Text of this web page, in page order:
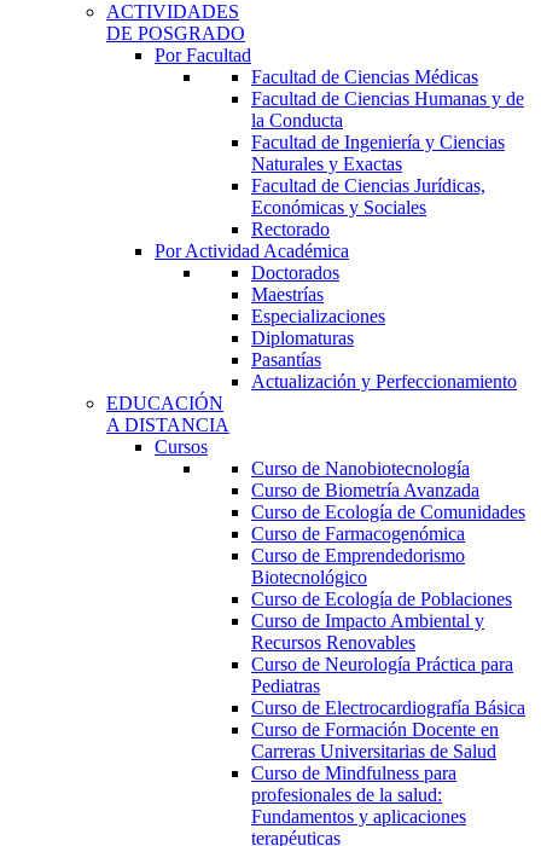
ACTIVIDADES
DE POSGRADO
Por Facultad
Facultad de Ciencias Médicas
Facultad de Ciencias Humanas y de
la Conducta
Facultad de Ingeniería y Ciencias
Naturales y Exactas
Facultad de Ciencias Jurídicas,
Económicas y Sociales
Rectorado
Por Actividad Académica
Doctorados
Maestrías
Especializaciones
Diplomaturas
Pasantías
Actualización y Perfeccionamiento
EDUCACIÓN
A DISTANCIA
Cursos
Curso de Nanobiotecnología
Curso de Biometría Avanzada
Curso de Ecología de Comunidades
Curso de Farmacogenómica
Curso de Emprendedorismo
Biotecnológico
Curso de Ecología de Poblaciones
Curso de Impacto Ambiental y
Recursos Renovables
Curso de Neurología Práctica para
Pediatras
Curso de Electrocardiografía Básica
Curso de Formación Docente en
Carreras Universitarias de Salud
Curso de Mindfulness para
profesionales de la salud:
Fundamentos y aplicaciones
terapéuticas